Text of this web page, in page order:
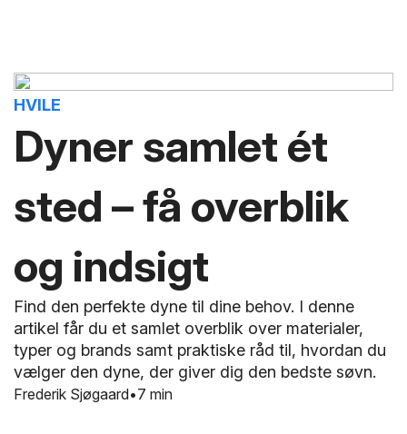
Dyner samlet ét
sted – få overblik
og indsigt
HVILE
7 min
Find den perfekte dyne til dine behov. I denne
artikel får du et samlet overblik over materialer,
typer og brands samt praktiske råd til, hvordan du
vælger den dyne, der giver dig den bedste søvn.
Frederik Sjøgaard